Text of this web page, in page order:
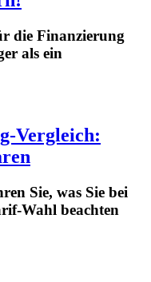
die Finanzierung
als ein
Vergleich:
Sie, was Sie bei
Wahl beachten